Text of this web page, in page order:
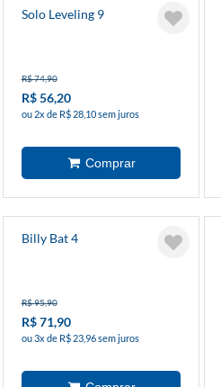
Solo Leveling 9
R$ 74,90
R$ 56,20
ou 2x de R$ 28,10 sem juros
Billy Bat 4
R$ 95,90
R$ 71,90
ou 3x de R$ 23,96 sem juros